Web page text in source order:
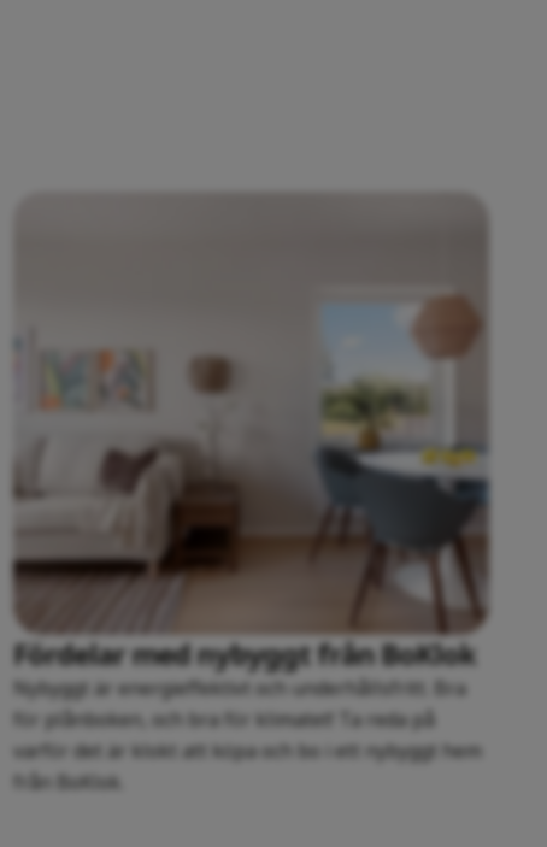
Fördelar med nybyggt från BoKlok
Nybyggt är energieffektivt och underhållsfritt. Bra
för plånboken, och bra för klimatet! Ta reda på
varför det är klokt att köpa och bo i ett nybyggt hem
från BoKlok.